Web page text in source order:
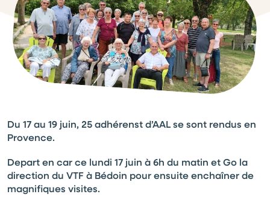
Du 17 au 19 juin, 25 adhérenst d’AAL se sont rendus en
Provence.
Depart en car ce lundi 17 juin à 6h du matin et Go la
direction du VTF à Bédoin pour ensuite enchaîner de
magnifiques visites.